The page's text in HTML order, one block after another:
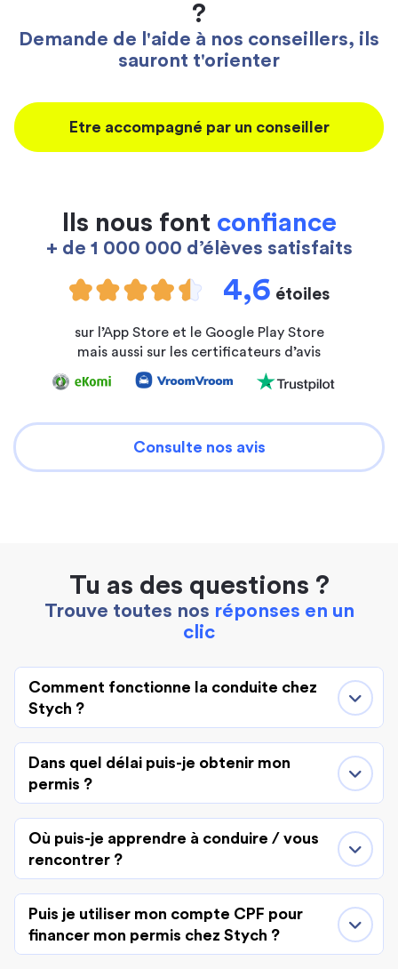
?
Demande de l'aide à nos conseillers, ils
sauront t'orienter
Etre accompagné par un conseiller
Ils nous font confiance
+ de 1 000 000 d’élèves satisfaits
4,6 étoiles
sur l’App Store et le Google Play Store
mais aussi sur les certificateurs d’avis
Consulte nos avis
Tu as des questions ?
Trouve toutes nos réponses en un
clic
Comment fonctionne la conduite chez
Stych ?
Dans quel délai puis-je obtenir mon
permis ?
Où puis-je apprendre à conduire / vous
rencontrer ?
Puis je utiliser mon compte CPF pour
financer mon permis chez Stych ?